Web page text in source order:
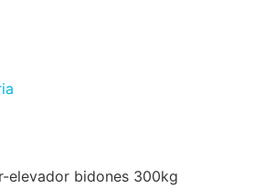
elevador bidones 300kg